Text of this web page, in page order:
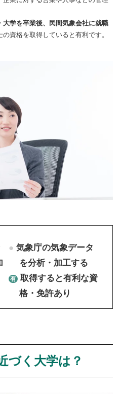
大学を卒業後、民間気象会社に就職
資格を取得していると有利です。
気象庁の気象データ
を分析・加工する
取得すると有利な資
格・免許あり
づく大学は？